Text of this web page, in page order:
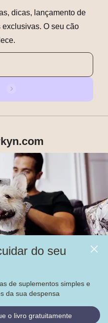
do seu
de suplementos simples e
da sua despensa
o livro gratuitamente
dicas, lançamento de
O seu cão
avaliações no